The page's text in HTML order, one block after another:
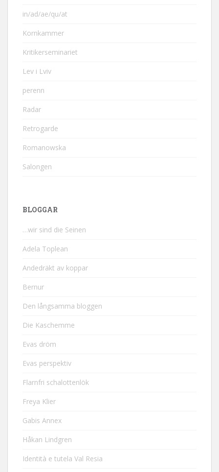
in/ad/ae/qu/at
Kornkammer
Kritikerseminariet
Lev i Lviv
perenn
Radar
Retrogarde
Romanowska
Salongen
BLOGGAR
…wir sind die Seinen
Adela Toplean
Andedräkt av koppar
Bernur
Den långsamma bloggen
Die Kaschemme
Evas dröm
Evas perspektiv
Flarnfri schalottenlök
Freya Klier
Gabis Annex
Håkan Lindgren
Identità e tutela Val Resia